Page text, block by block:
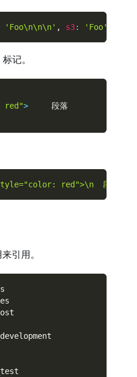
'Foo\n\n\n' , s3: 'Foo'
记。
red">
     段落
red">\n  段落
引用。